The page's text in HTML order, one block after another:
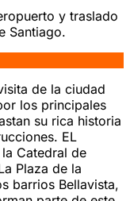
y traslado
Santiago.
de la ciudad
los principales
su rica historia
EL
Catedral de
Plaza de la
barrios Bellavista,